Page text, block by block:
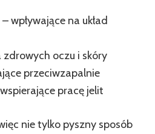
– wpływające na układ
zdrowych oczu i skóry
przeciwzapalnie
pracę jelit
nie tylko pyszny sposób